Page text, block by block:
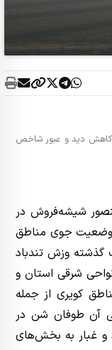
کاهش دید و عبور شاخص
شیشه‌فروش در
وضعیت جوی مناطق
وزش تندباد
در نواحی شرقی استان و
کویری از جمله
آن طوفان شن در
و غبار به بخش‌های